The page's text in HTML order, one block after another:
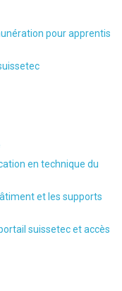
pour apprentis
en technique du
et les supports
suissetec et accès